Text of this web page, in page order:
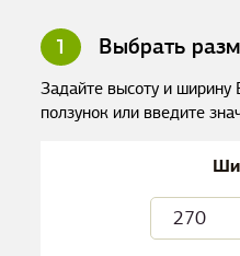
1 Выбрать
Задайте высоту и ширину
ползунок или введите